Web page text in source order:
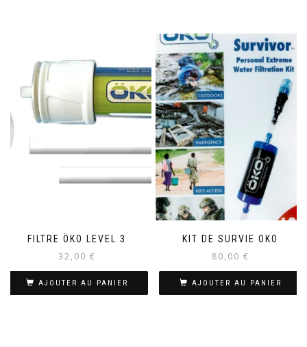
FILTRE ÖKO LEVEL 3
32,00 €
AJOUTER AU PANIER
KIT DE SURVIE OKO
80,00 €
AJOUTER AU PANIER